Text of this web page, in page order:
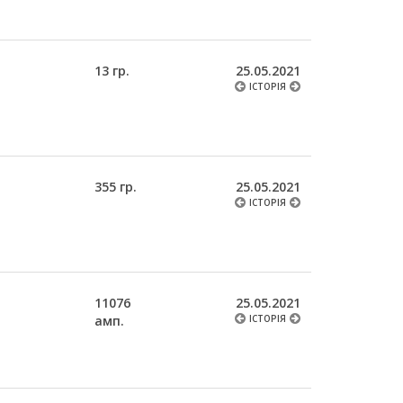
13 гр. 25.05.2021
ІСТОРІЯ
355 гр. 25.05.2021
ІСТОРІЯ
11076
амп.
25.05.2021
ІСТОРІЯ